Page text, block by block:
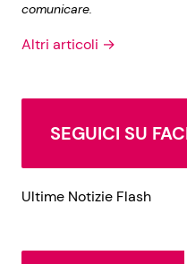
comunicare.
Altri articoli →
SEGUICI SU
Ultime Notizie Flash